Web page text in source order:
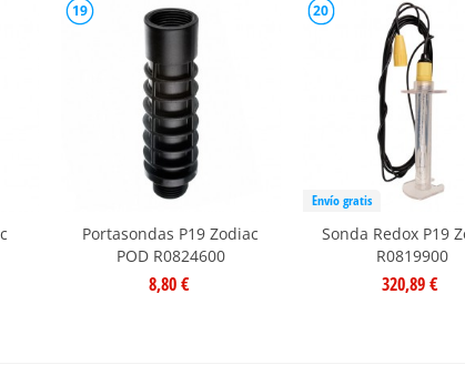
19
Portasondas P19 Zodiac
POD R0824600
8,80 €
20
Envío gratis
Sonda Redox P19
R0819900
320,89 €